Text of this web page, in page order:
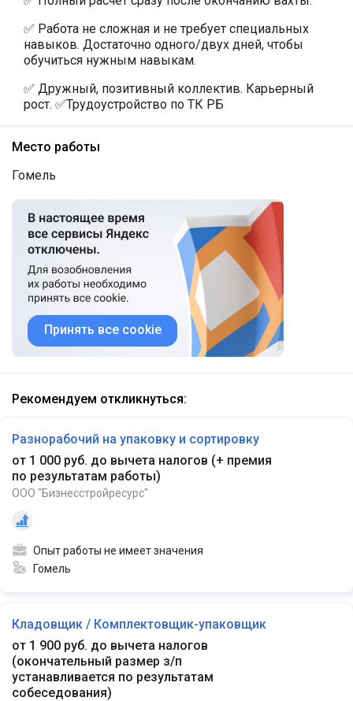
✅ Работа не сложная и не требует специальных
навыков. Достаточно одного/двух дней, чтобы
обучиться нужным навыкам.
✅ Дружный, позитивный коллектив. Карьерный
рост. ✅Трудоустройство по ТК РБ
Место работы
Гомель
Принять все cookie
Рекомендуем откликнуться:
Разнорабочий на упаковку и сортировку
от 1 000 руб. до вычета налогов (+ премия
по результатам работы)
ООО "Бизнесстройресурс"
Опыт работы не имеет значения
Гомель
Кладовщик / Комплектовщик-упаковщик
от 1 900 руб. до вычета налогов
(окончательный размер з/п
устанавливается по результатам
собеседования)